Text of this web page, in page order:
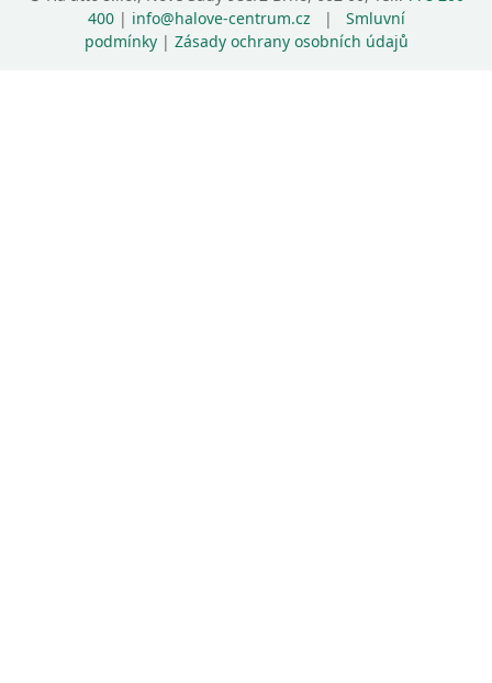
400| info@halove-centrum.cz | Smluvní
podmínky| Zásady ochrany osobních údajů